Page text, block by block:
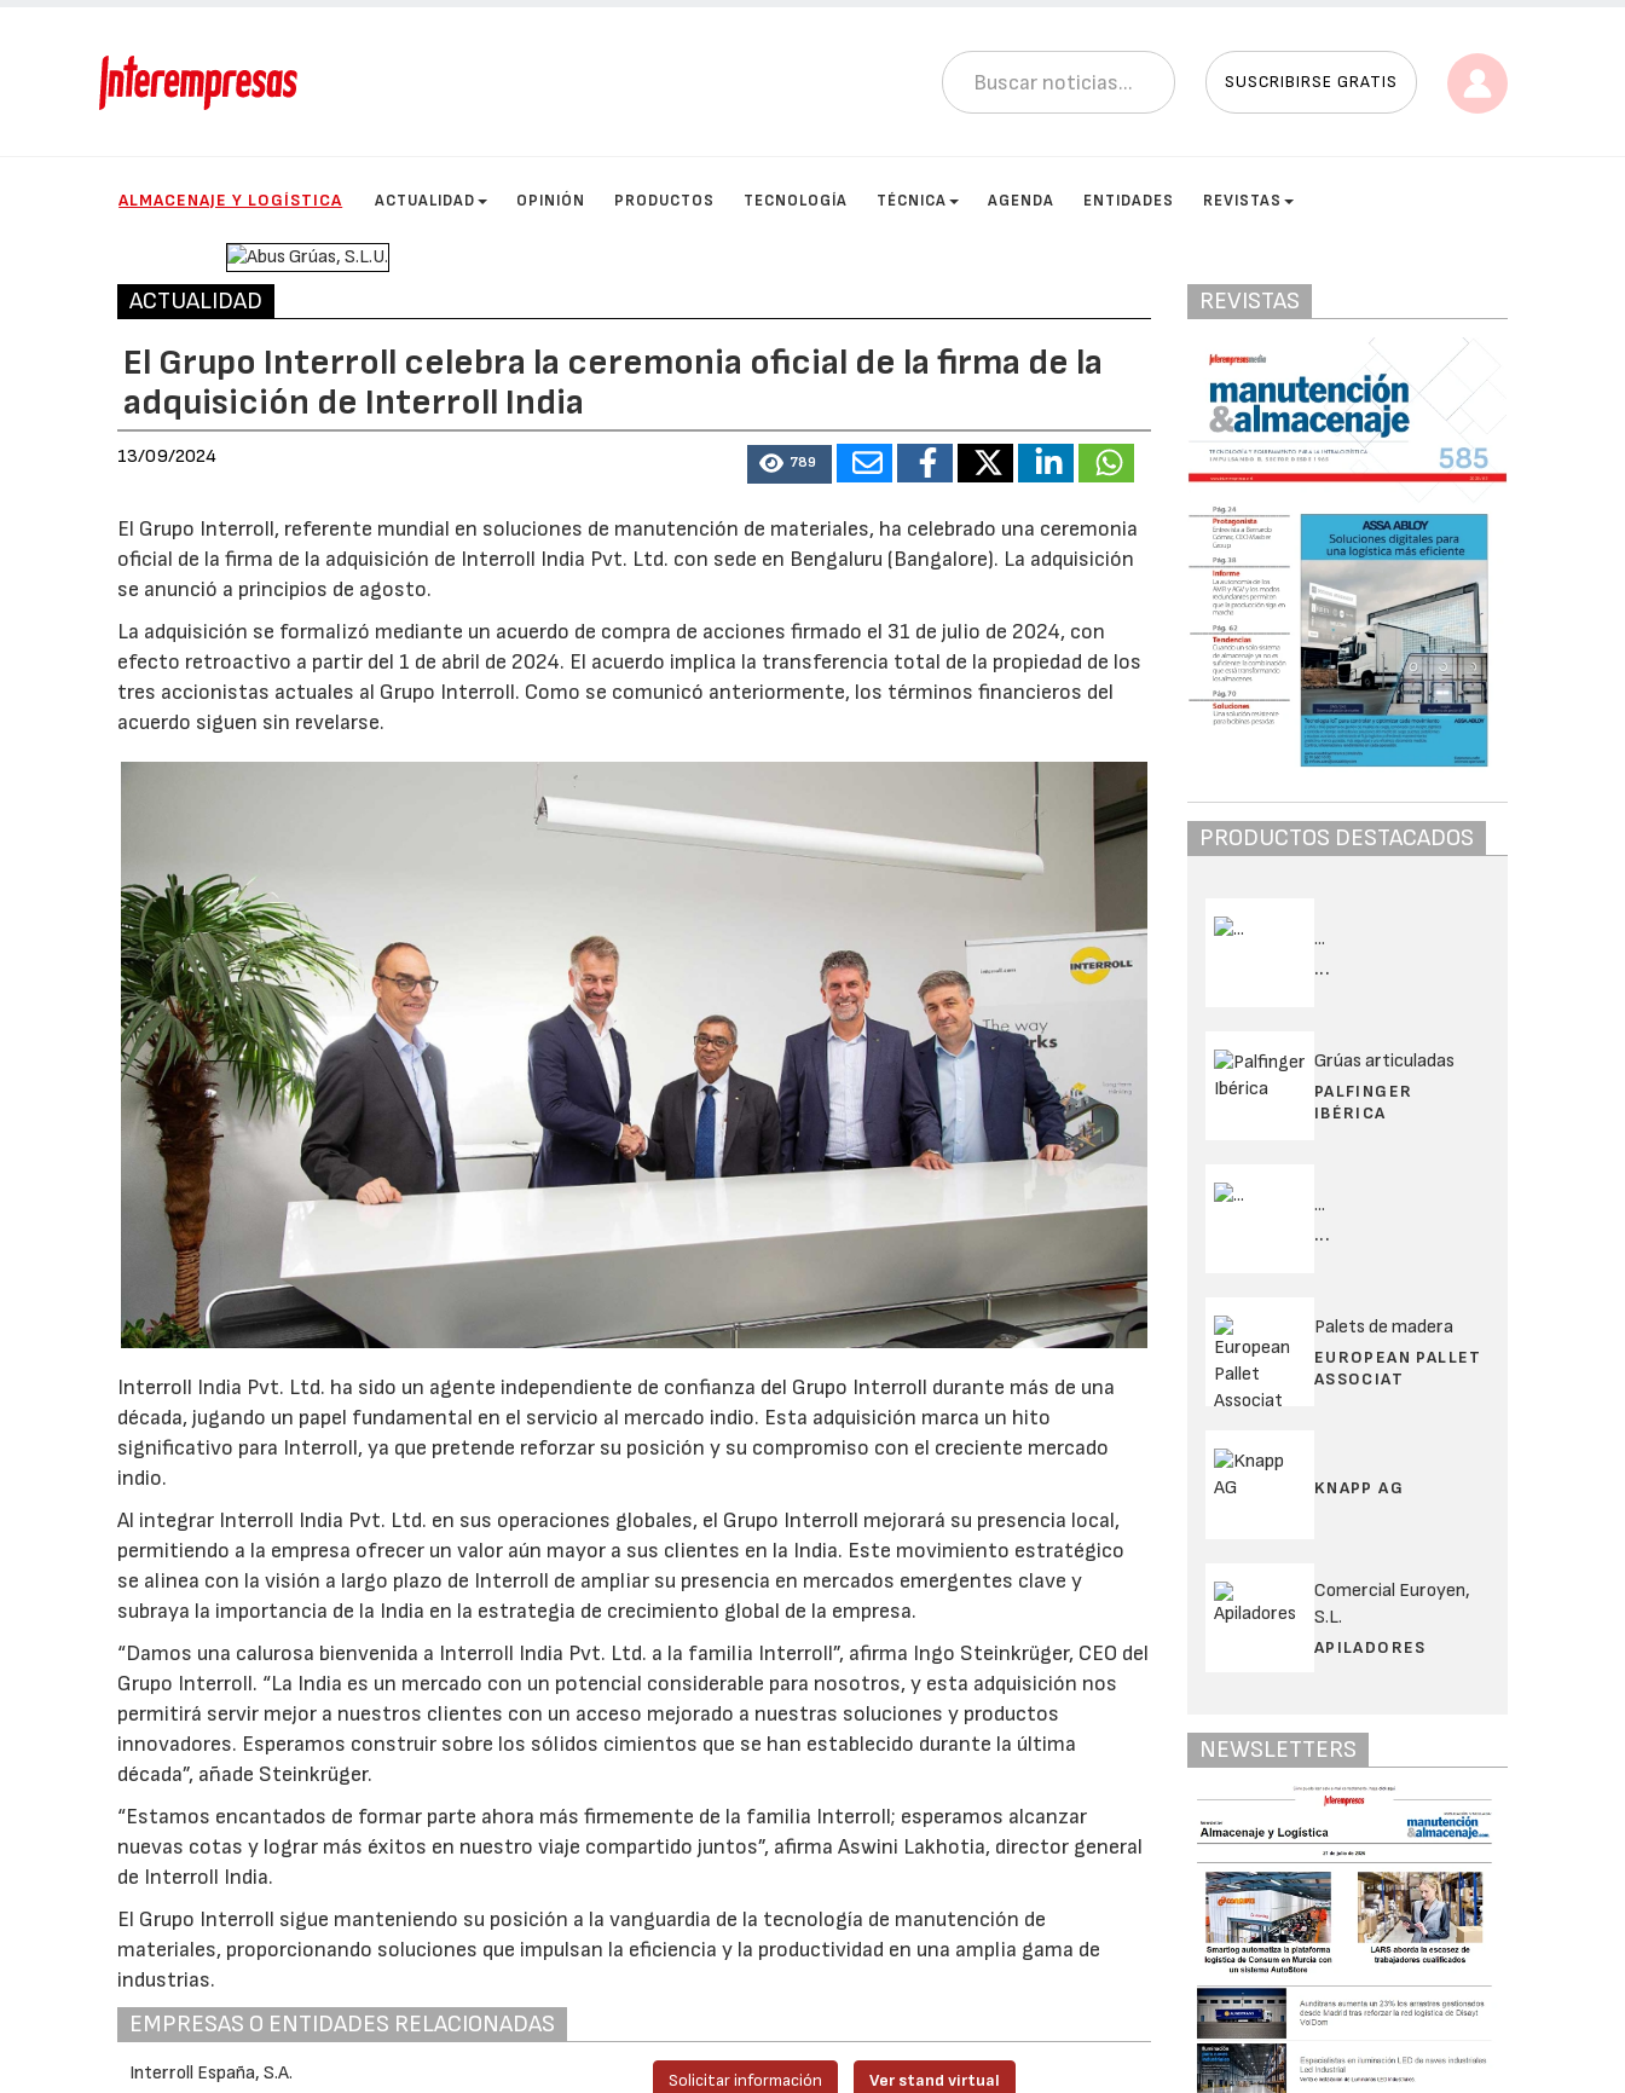
SUSCRIBIRSE GRATIS
ALMACENAJE Y LOGÍSTICA ACTUALIDAD OPINIÓN PRODUCTOS TECNOLOGÍA TÉCNICA AGENDA ENTIDADES REVISTAS
ACTUALIDAD
El Grupo Interroll celebra la ceremonia oficial de la firma de la
adquisición de Interroll India
13/09/2024 789
El Grupo Interroll, referente mundial en soluciones de manutención de materiales, ha celebrado una ceremonia
oficial de la firma de la adquisición de Interroll India Pvt. Ltd. con sede en Bengaluru (Bangalore). La adquisición
se anunció a principios de agosto.
La adquisición se formalizó mediante un acuerdo de compra de acciones firmado el 31 de julio de 2024, con
efecto retroactivo a partir del 1 de abril de 2024. El acuerdo implica la transferencia total de la propiedad de los
tres accionistas actuales al Grupo Interroll. Como se comunicó anteriormente, los términos financieros del
acuerdo siguen sin revelarse.
Interroll India Pvt. Ltd. ha sido un agente independiente de confianza del Grupo Interroll durante más de una
década, jugando un papel fundamental en el servicio al mercado indio. Esta adquisición marca un hito
significativo para Interroll, ya que pretende reforzar su posición y su compromiso con el creciente mercado
indio.
Al integrar Interroll India Pvt. Ltd. en sus operaciones globales, el Grupo Interroll mejorará su presencia local,
permitiendo a la empresa ofrecer un valor aún mayor a sus clientes en la India. Este movimiento estratégico
se alinea con la visión a largo plazo de Interroll de ampliar su presencia en mercados emergentes clave y
subraya la importancia de la India en la estrategia de crecimiento global de la empresa.
“Damos una calurosa bienvenida a Interroll India Pvt. Ltd. a la familia Interroll”, afirma Ingo Steinkrüger, CEO del
Grupo Interroll. “La India es un mercado con un potencial considerable para nosotros, y esta adquisición nos
permitirá servir mejor a nuestros clientes con un acceso mejorado a nuestras soluciones y productos
innovadores. Esperamos construir sobre los sólidos cimientos que se han establecido durante la última
década”, añade Steinkrüger.
“Estamos encantados de formar parte ahora más firmemente de la familia Interroll; esperamos alcanzar
nuevas cotas y lograr más éxitos en nuestro viaje compartido juntos”, afirma Aswini Lakhotia, director general
de Interroll India.
El Grupo Interroll sigue manteniendo su posición a la vanguardia de la tecnología de manutención de
materiales, proporcionando soluciones que impulsan la eficiencia y la productividad en una amplia gama de
industrias.
EMPRESAS O ENTIDADES RELACIONADAS
Interroll España, S.A. Solicitar información Ver stand virtual
REVISTAS
PRODUCTOS DESTACADOS
...
...
Grúas articuladas
PALFINGER
IBÉRICA
...
...
Palets de madera
EUROPEAN PALLET
ASSOCIAT
KNAPP AG
Comercial Euroyen,
S.L.
APILADORES
NEWSLETTERS